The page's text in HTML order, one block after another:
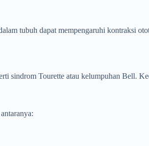
tubuh dapat mempengaruhi kontraksi
sindrom Tourette atau kelumpuhan Bell.